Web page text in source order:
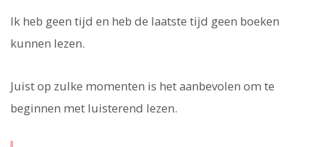
Ik heb geen tijd en heb de laatste tijd geen boeken
kunnen lezen.
Juist op zulke momenten is het aanbevolen om te
beginnen met luisterend lezen.